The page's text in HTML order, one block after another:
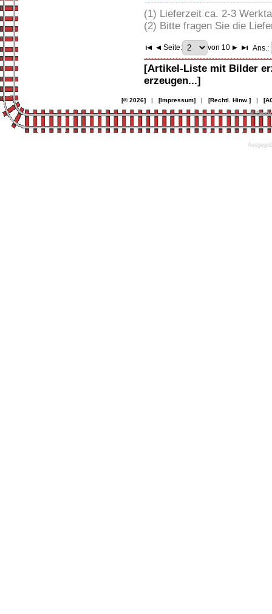
(1) Lieferzeit ca. 2-3
(2) Bitte fragen Sie die
Seite: von 10 Ans.:
[Artikel-Liste mit Bilder
erzeugen...]
[© 2026]| [Impressum]| [Rechtl. Hinw.]|
©